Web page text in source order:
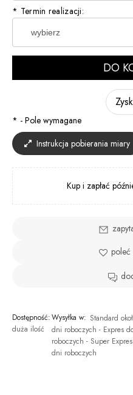
* Termin realizacji:
DO
* - Pole wymagane
Instrukcja pobierania miary
Kup i zapłać
poleć
Dostępność:
duża ilość
Wysyłka w: Standard
dni roboczych - Expres
roboczych - Super
dni roboczych
Cena nie zawiera